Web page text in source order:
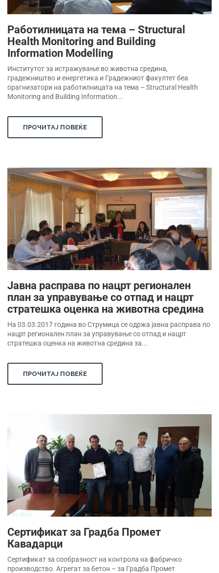
Работилницата на тема – Structural
Health Monitoring and Building
Information Modelling
Институтот за истражување во животна средина,
градежништво и енергетика и Градежниот факултет беа
орагнизатори на работилницата на тема – Structural Health
Monitoring and Building Information...
ПРОЧИТАЈ ПОВЕЌЕ
Јавна расправа по нацрт регионален
план за управување со отпад и нацрт
стратешка оценка на животна средина
На 03.03.2017 година во Струмица се одржа јавна расправа по
нацрт регионален план за управување со отпад и нацрт
стратешка оценка на животна средина за...
ПРОЧИТАЈ ПОВЕЌЕ
Сертификат за Градба Промет
Кавадарци
Сертификат за сообразност на контрола на фабричко
производство. Агрегат за бетон – за Градба Промет